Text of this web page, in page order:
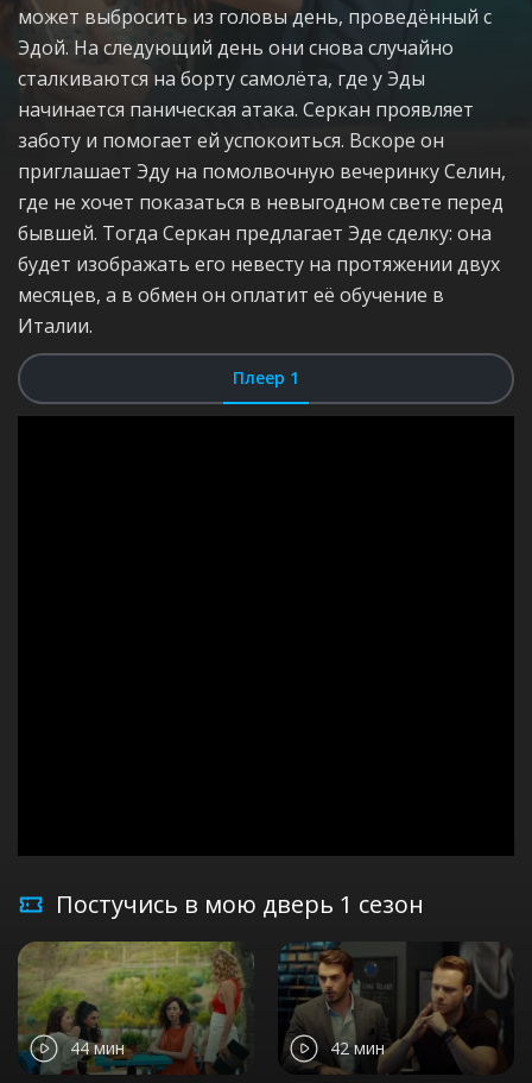
может выбросить из головы день, проведённый с
Эдой. На следующий день они снова случайно
сталкиваются на борту самолёта, где у Эды
начинается паническая атака. Серкан проявляет
заботу и помогает ей успокоиться. Вскоре он
приглашает Эду на помолвочную вечеринку Селин,
где не хочет показаться в невыгодном свете перед
бывшей. Тогда Серкан предлагает Эде сделку: она
будет изображать его невесту на протяжении двух
месяцев, а в обмен он оплатит её обучение в
Италии.
Плеер 1
Постучись в мою дверь 1 сезон
44 мин 42 мин